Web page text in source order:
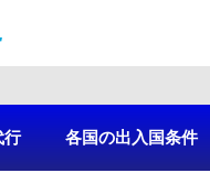
行 各国の出入国条件